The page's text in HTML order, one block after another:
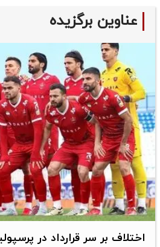
عناوین برگزیده
اختلاف بر سر قرارداد در